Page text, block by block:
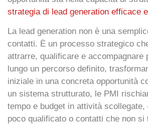
strategia di lead generation efficace
La lead generation non è una
contatti. È un processo strategico
attrarre, qualificare e accompagnare
lungo un percorso definito,
iniziale in una concreta opportunità
un sistema strutturato, le PMI
tempo e budget in attività scollegate,
poco qualificato o contatti che non si